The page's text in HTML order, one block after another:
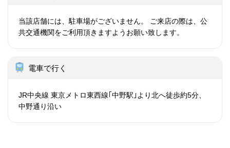
当該店舗には、駐車場がございません。 ご来店の際は、公
共交通機関をご利用頂きますようお願い致します。
電車で行く
JR中央線 東京メトロ東西線｢中野駅｣より北へ徒歩約5分、
中野通り沿い